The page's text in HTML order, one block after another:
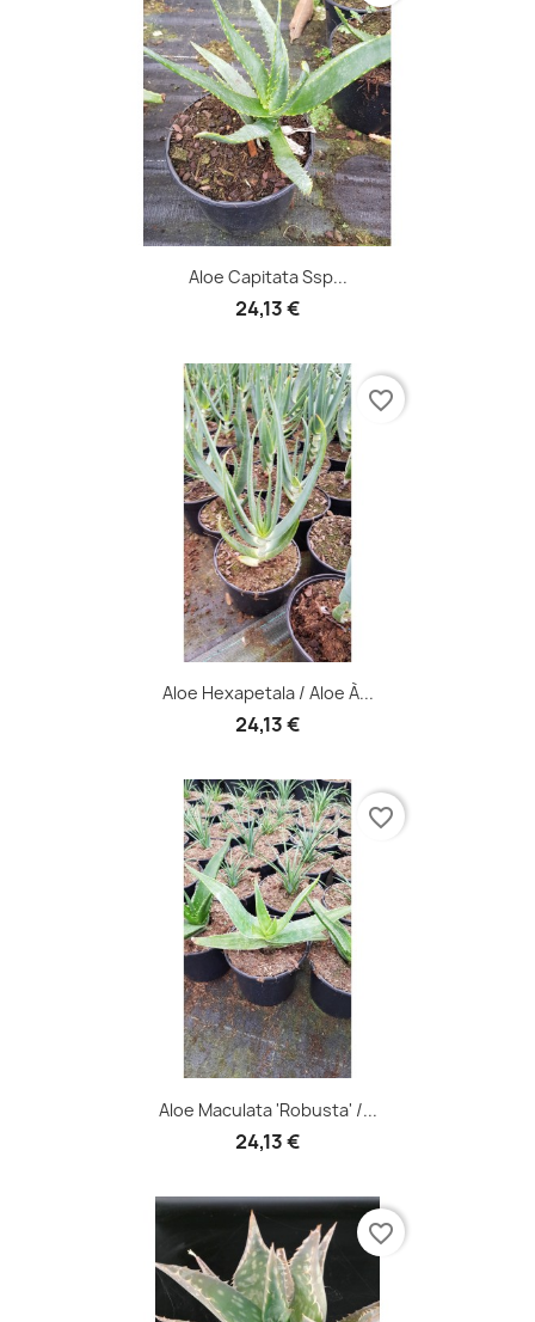
Aloe Capitata Ssp...
24,13 €
Aloe Hexapetala / Aloe À...
24,13 €
favorite_border
Aloe Maculata 'Robusta' /...
24,13 €
favorite_border
favorite_border